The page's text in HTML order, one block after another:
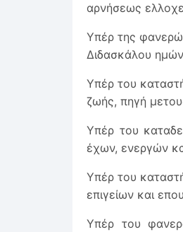
αρνήσεως
Υπέρ της
Διδασκάλου
Υπέρ του
ζωής, πηγή
Υπέρ του
έχων, ενεργών
Υπέρ του
επιγείων και
Υπέρ του